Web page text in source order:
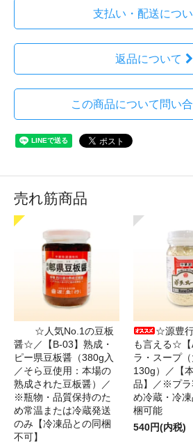
支払い・配送につ
返品について
この商品について問い
売れ筋商品
☆人気No.1の豆板
醤☆／【B-03】熟成・
ピー県豆板醤（380g入
／そら豆使用：本場の
熟成された豆板醤）／
※瓶物・品質保持のた
め常温または冷蔵発送
のみ【冷凍品との同梱
不可】
☆源豊行
も言える☆【
ラ・スープ（
130g）／【
品】／※プラ
め冷蔵・冷凍
梱可能
540円(内税)